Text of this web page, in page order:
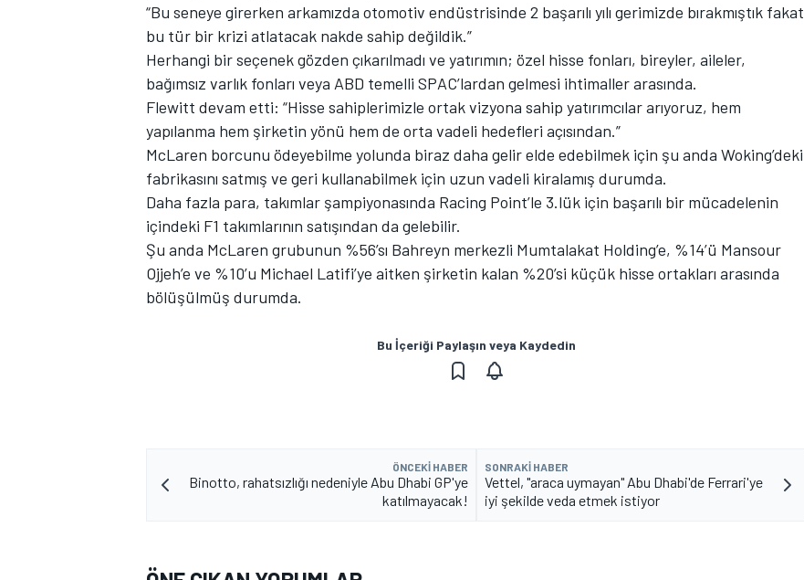
“Bu seneye girerken arkamızda otomotiv endüstrisinde 2 başarılı yılı gerimizde bırakmıştık fakat
bu tür bir krizi atlatacak nakde sahip değildik.”
Herhangi bir seçenek gözden çıkarılmadı ve yatırımın; özel hisse fonları, bireyler, aileler,
bağımsız varlık fonları veya ABD temelli SPAC’lardan gelmesi ihtimaller arasında.
Flewitt devam etti: “Hisse sahiplerimizle ortak vizyona sahip yatırımcılar arıyoruz, hem
yapılanma hem şirketin yönü hem de orta vadeli hedefleri açısından.”
McLaren borcunu ödeyebilme yolunda biraz daha gelir elde edebilmek için şu anda Woking’deki
fabrikasını satmış ve geri kullanabilmek için uzun vadeli kiralamış durumda.
Daha fazla para, takımlar şampiyonasında Racing Point’le 3.lük için başarılı bir mücadelenin
içindeki F1 takımlarının satışından da gelebilir.
Şu anda McLaren grubunun %56’sı Bahreyn merkezli Mumtalakat Holding’e, %14’ü Mansour
Ojjeh’e ve %10’u Michael Latifi’ye aitken şirketin kalan %20’si küçük hisse ortakları arasında
bölüşülmüş durumda.
Bu İçeriği Paylaşın veya Kaydedin
ÖNCEKI HABER
Binotto, rahatsızlığı nedeniyle Abu Dhabi GP'ye
katılmayacak!
SONRAKI HABER
Vettel, "araca uymayan" Abu Dhabi'de Ferrari'ye
iyi şekilde veda etmek istiyor